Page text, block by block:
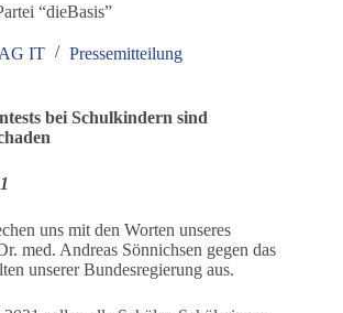
“dieBasis”
AG IT Pressemitteilung
bei Schulkindern sind
uns mit den Worten unseres
med. Andreas Sönnichsen gegen das
unserer Bundesregierung aus.